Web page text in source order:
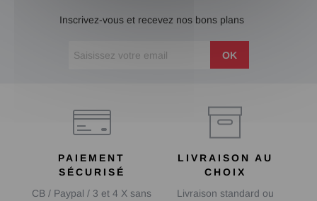
Inscrivez-vous et recevez nos bons plans
OK
PAIEMENT
SÉCURISÉ
CB / Paypal / 3 et 4 X sans
LIVRAISON AU
CHOIX
Livraison standard ou